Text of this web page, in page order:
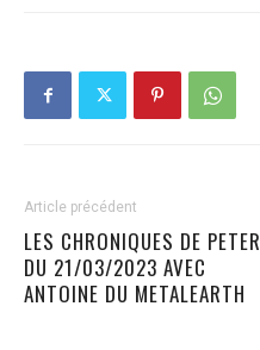
Article précédent
LES CHRONIQUES DE PETER
DU 21/03/2023 AVEC
ANTOINE DU METALEARTH